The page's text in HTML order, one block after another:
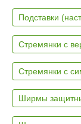
Подставки
Стремянки с
Стремянки с
Ширмы